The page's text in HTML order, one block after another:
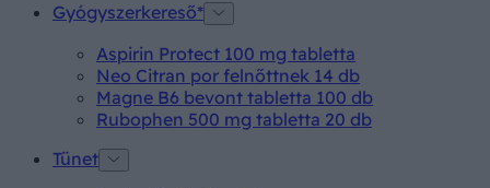
Gyógyszerkereső*
Aspirin Protect 100 mg tabletta
Neo Citran por felnőttnek 14 db
Magne B6 bevont tabletta 100 db
Rubophen 500 mg tabletta 20 db
Tünet